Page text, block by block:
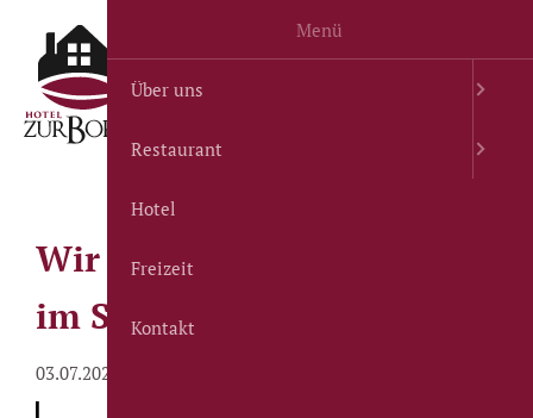
Menu
Wir suchen Verstärkung
im Service!
03.07.2026
Menü
Über uns
Restaurant
Hotel
Freizeit
Kontakt